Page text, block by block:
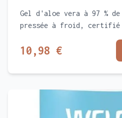
Gel d'aloe vera à 97 %
pressée à froid, certifié
imperfections. Texture
10,98 €